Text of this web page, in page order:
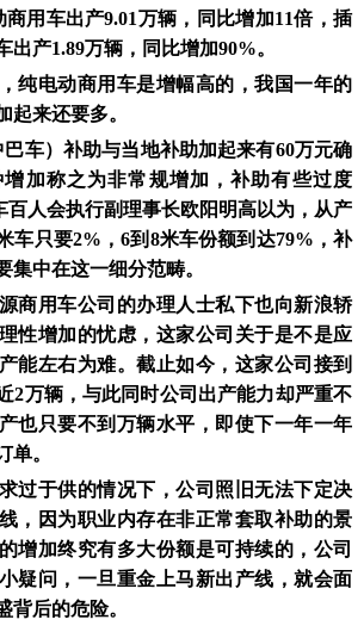
商用车出产9.01万辆，同比增加11倍，插
出产1.89万辆，同比增加90%。
电动商用车是增幅高的，我国一年的
起来还要多。
）补助与当地补助加起来有60万元确
加称之为非常规增加，补助有些过度
百人会执行副理事长欧阳明高以为，从产
车只要2%，6到8米车份额到达79%，补
中在这一细分范畴。
用车公司的办理人士私下也向新浪轿
性增加的忧虑，这家公司关于是不是应
能左右为难。截止如今，这家公司接到
2万辆，与此同时公司出产能力却严重不
也只要不到万辆水平，即使下一年一年
单。
于供的情况下，公司照旧无法下定决
，因为职业内存在非正常套取补助的景
增加终究有多大份额是可持续的，公司
疑问，一旦重金上马新出产线，就会面
背后的危险。